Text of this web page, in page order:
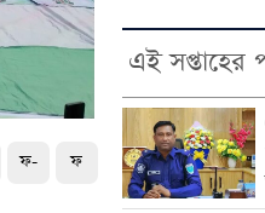
ফ- ফ
এই সপ্তাহের